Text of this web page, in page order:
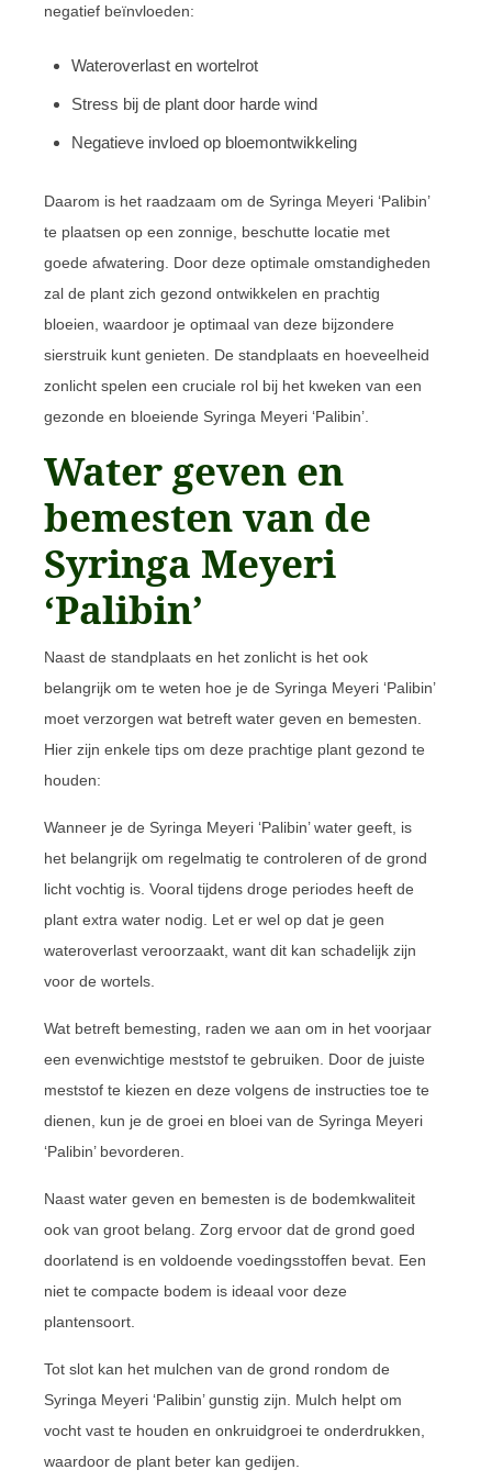
negatief beïnvloeden:
Wateroverlast en wortelrot
Stress bij de plant door harde wind
Negatieve invloed op bloemontwikkeling
Daarom is het raadzaam om de Syringa Meyeri ‘Palibin’
te plaatsen op een zonnige, beschutte locatie met
goede afwatering. Door deze optimale omstandigheden
zal de plant zich gezond ontwikkelen en prachtig
bloeien, waardoor je optimaal van deze bijzondere
sierstruik kunt genieten. De standplaats en hoeveelheid
zonlicht spelen een cruciale rol bij het kweken van een
gezonde en bloeiende Syringa Meyeri ‘Palibin’.
Water geven en
bemesten van de
Syringa Meyeri
‘Palibin’
Naast de standplaats en het zonlicht is het ook
belangrijk om te weten hoe je de Syringa Meyeri ‘Palibin’
moet verzorgen wat betreft water geven en bemesten.
Hier zijn enkele tips om deze prachtige plant gezond te
houden:
Wanneer je de Syringa Meyeri ‘Palibin’ water geeft, is
het belangrijk om regelmatig te controleren of de grond
licht vochtig is. Vooral tijdens droge periodes heeft de
plant extra water nodig. Let er wel op dat je geen
wateroverlast veroorzaakt, want dit kan schadelijk zijn
voor de wortels.
Wat betreft bemesting, raden we aan om in het voorjaar
een evenwichtige meststof te gebruiken. Door de juiste
meststof te kiezen en deze volgens de instructies toe te
dienen, kun je de groei en bloei van de Syringa Meyeri
‘Palibin’ bevorderen.
Naast water geven en bemesten is de bodemkwaliteit
ook van groot belang. Zorg ervoor dat de grond goed
doorlatend is en voldoende voedingsstoffen bevat. Een
niet te compacte bodem is ideaal voor deze
plantensoort.
Tot slot kan het mulchen van de grond rondom de
Syringa Meyeri ‘Palibin’ gunstig zijn. Mulch helpt om
vocht vast te houden en onkruidgroei te onderdrukken,
waardoor de plant beter kan gedijen.